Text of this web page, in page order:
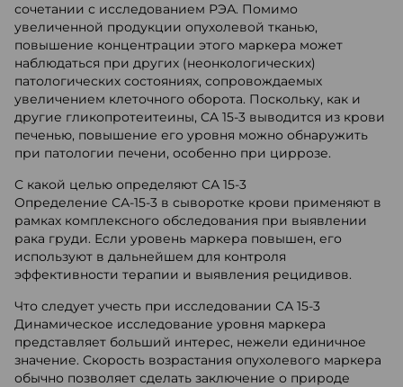
сочетании с исследованием РЭА. Помимо
увеличенной продукции опухолевой тканью,
повышение концентрации этого маркера может
наблюдаться при других (неонкологических)
патологических состояниях, сопровождаемых
увеличением клеточного оборота. Поскольку, как и
другие гликопротеитеины, CA 15-3 выводится из крови
печенью, повышение его уровня можно обнаружить
при патологии печени, особенно при циррозе.
С какой целью определяют СА 15-3
Определение СА-15-3 в сыворотке крови применяют в
рамках комплексного обследования при выявлении
рака груди. Если уровень маркера повышен, его
используют в дальнейшем для контроля
эффективности терапии и выявления рецидивов.
Что следует учесть при исследовании СА 15-3
Динамическое исследование уровня маркера
представляет больший интерес, нежели единичное
значение. Скорость возрастания опухолевого маркера
обычно позволяет сделать заключение о природе